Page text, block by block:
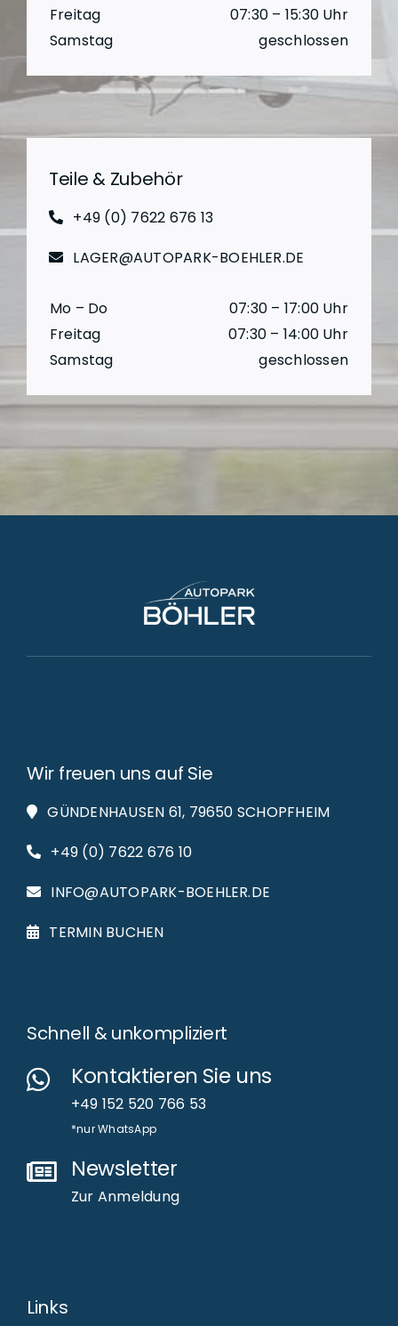
Freitag
07:30 – 15:30 Uhr
Samstag
geschlossen
Teile & Zubehör
+49 (0) 7622 676 13
LAGER@AUTOPARK-BOEHLER.DE
Mo – Do
07:30 – 17:00 Uhr
Freitag
07:30 – 14:00 Uhr
Samstag
geschlossen
Wir freuen uns auf Sie
GÜNDENHAUSEN 61, 79650 SCHOPFHEIM
+49 (0) 7622 676 10
INFO@AUTOPARK-BOEHLER.DE
TERMIN BUCHEN
Schnell & unkompliziert
Kontaktieren Sie uns
+49 152 520 766 53
*nur WhatsApp
Newsletter
Zur Anmeldung
Links